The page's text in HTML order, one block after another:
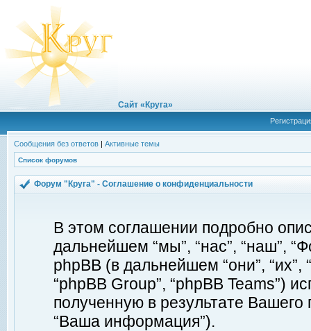
Сайт «Круга»
Сообщения без ответов | Активные темы
Список форумов
Форум "Круга" - Соглашение о конфиденциальности
В этом соглашении подробно
дальнейшем “мы”, “нас”, “наш”,
phpBB (в дальнейшем “они”, “их”,
“phpBB Group”, “phpBB Teams”)
полученную в результате
“Ваша информация”).